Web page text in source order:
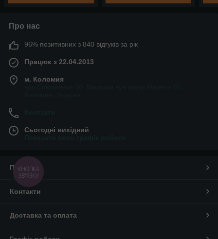
Про нас
96% позитивних з 840 відгуків за рік
Працює з 22.04.2013
м. Коломия
Сьогодні вихідний
Про нас
Контакти
Доставка та оплата
КНОПКА
ЗВ'ЯЗКУ